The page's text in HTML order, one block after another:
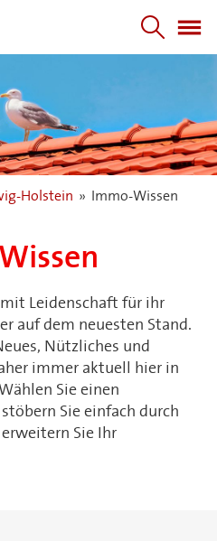
Holstein » Immo-Wissen
Leidenschaft für ihr
auf dem neuesten Stand.
Nützliches und
immer aktuell hier in
Sie einen
stöbern Sie einfach durch
Sie Ihr